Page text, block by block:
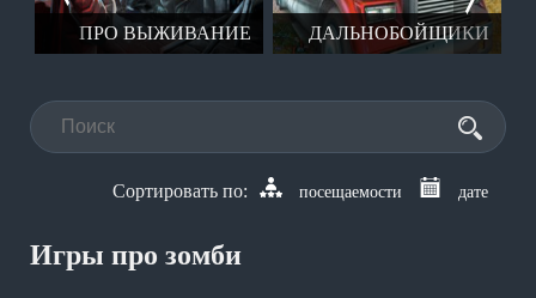
ПРО ВЫЖИВАНИЕ ДАЛЬНОБОЙЩИКИ
дате
посещаемости
Игры про зомби